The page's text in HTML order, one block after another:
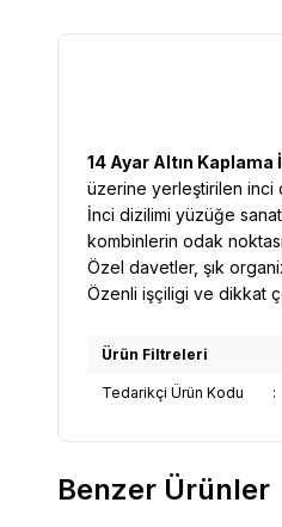
14 Ayar Altın
üzerine yerleştirilen inci
İnci dizilimi yüzüğe
kombinlerin odak
Özel davetler, şık
Özenli işçiligi ve dikkat
Ürün Filtreleri
Tedarikçi Ürün Kodu :
Benzer Ürünler